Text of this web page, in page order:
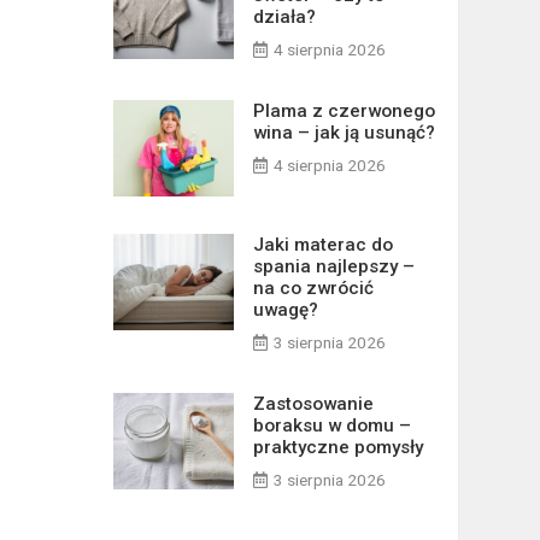
działa?
4 sierpnia 2026
Plama z czerwonego
wina – jak ją usunąć?
4 sierpnia 2026
Jaki materac do
spania najlepszy –
na co zwrócić
uwagę?
3 sierpnia 2026
Zastosowanie
boraksu w domu –
praktyczne pomysły
3 sierpnia 2026